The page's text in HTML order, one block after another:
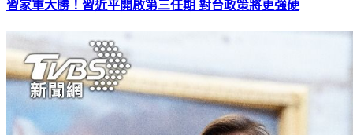
習家軍大勝！習近平開啟第三任期 對台政策將更強硬